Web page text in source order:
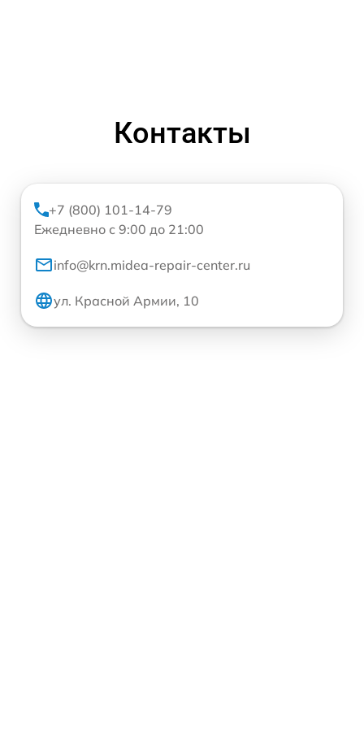
Контакты
+7 (800) 101-14-79
Ежедневно с 9:00 до 21:00
info@krn.midea-repair-center.ru
ул. Красной Армии, 10